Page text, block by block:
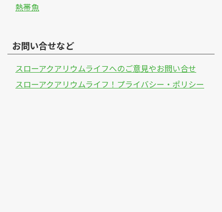
熱帯魚
お問い合せなど
スローアクアリウムライフへのご意見やお問い合せ
スローアクアリウムライフ！プライバシー・ポリシー